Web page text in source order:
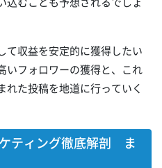
て収益を安定的に獲得したい
いフォロワーの獲得と、これ
れた投稿を地道に行っていく
ティング徹底解剖 ま